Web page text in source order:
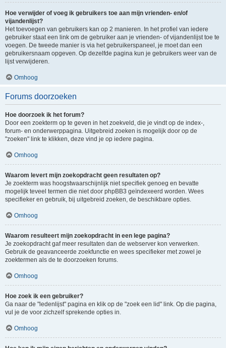
Hoe verwijder of voeg ik gebruikers toe aan mijn vrienden- en/of
vijandenlijst?
Het toevoegen van gebruikers kan op 2 manieren. In het profiel van iedere
gebruiker staat een link om de gebruiker aan je vrienden- of vijandenlijst toe te
voegen. De tweede manier is via het gebruikerspaneel, je moet dan een
gebruikersnaam opgeven. Op dezelfde pagina kun je gebruikers weer van de
lijst verwijderen.
Omhoog
Forums doorzoeken
Hoe doorzoek ik het forum?
Door een zoekterm op te geven in het zoekveld, die je vindt op de index-,
forum- en onderwerppagina. Uitgebreid zoeken is mogelijk door op de
"zoeken" link te klikken, deze vind je op iedere pagina.
Omhoog
Waarom levert mijn zoekopdracht geen resultaten op?
Je zoekterm was hoogstwaarschijnlijk niet specifiek genoeg en bevatte
mogelijk teveel termen die niet door phpBB3 geïndexeerd worden. Wees
specifieker en gebruik, bij uitgebreid zoeken, de beschikbare opties.
Omhoog
Waarom resulteert mijn zoekopdracht in een lege pagina?
Je zoekopdracht gaf meer resultaten dan de webserver kon verwerken.
Gebruik de geavanceerde zoekfunctie en wees specifieker met zowel je
zoektermen als de te doorzoeken forums.
Omhoog
Hoe zoek ik een gebruiker?
Ga naar de "ledenlijst" pagina en klik op de "zoek een lid" link. Op die pagina,
vul je de voor zichzelf sprekende opties in.
Omhoog